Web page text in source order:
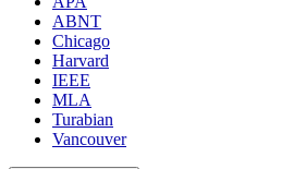
ABNT
Chicago
Harvard
IEEE
MLA
Turabian
Vancouver